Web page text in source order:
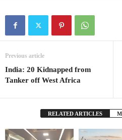
Previous article
India: 20 Kidnapped from
Tanker off West Africa
RELATED ARTICLES